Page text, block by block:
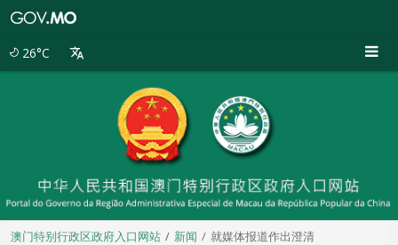
26°C
澳门特别行政区政府入口网站 新闻 就媒体报道作出澄清